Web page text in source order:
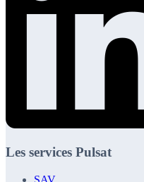
Les services Pulsat
SAV